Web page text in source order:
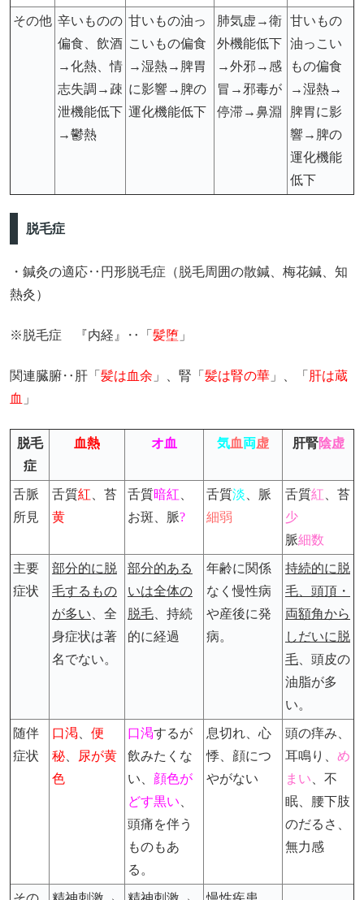
その他 辛いものの
偏食、飲酒
→化熱、情
志失調→疎
泄機能低下
→鬱熱
甘いもの油っ
こいもの偏食
→湿熱→脾胃
に影響→脾の
運化機能低下
肺気虚→衛
外機能低下
→外邪→感
冒→邪毒が
停滞→鼻淵
甘いもの
油っこい
もの偏食
→湿熱→
脾胃に影
響→脾の
運化機能
低下
脱毛症
・鍼灸の適応‥円形脱毛症（脱毛周囲の散鍼、梅花鍼、知
熱灸）
※脱毛症 『内経』‥「 髪堕 」
関連臓腑‥肝「 髪は血余 」、腎「 髪は腎の華 」、「 肝は蔵
血 」
脱毛
症
血熱 オ血 気血両虚 肝腎陰虚
舌脈
所見
舌質紅 、苔
黄
舌質暗紅
お斑、脈?
舌質淡 、脈
細弱
舌質紅 、苔
少
脈細数
主要
症状
部分的に脱
毛するもの
が多い 、全
身症状は著
名でない。
部分的ある
いは全体の
脱毛 、持続
的に経過
年齢に関係
なく慢性病
や産後に発
病。
持続的に脱
毛、頭頂・
両額角から
しだいに脱
毛 、頭皮の
油脂が多
い。
随伴
症状
口渇
便
秘
尿が黄
色
口渇するが
飲みたくな
い、 顔色が
どす黒い
頭痛を伴う
ものもあ
る。
息切れ、心
悸、顔につ
やがない
頭の痒み、
耳鳴り、 め
まい 、不
眠、腰下肢
のだるさ、
無力感